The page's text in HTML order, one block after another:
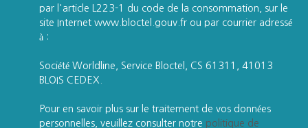
par l'article L223-1 du code de la consommation, sur le
site Internet www.bloctel.gouv.fr ou par courrier adressé
à :
Société Worldline, Service Bloctel, CS 61311, 41013
BLOIS CEDEX.
Pour en savoir plus sur le traitement de vos données
personnelles, veuillez consulter notre politique de